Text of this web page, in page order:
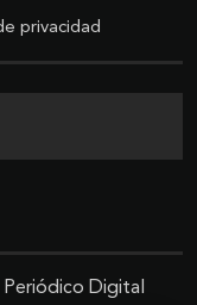
privacidad
Digital